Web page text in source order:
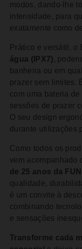
modos, dando-lhe
intensidade, para
exatamente como
Prático e versátil, o
água (IPX7) ,
banheira ou em
prazer sem limites.
com uma bateria
sessões de prazer
O seu design
durante utilizações
Como todos os
vem acompanhado
de 25 anos da
qualidade,
é um convite à
combinando
e sensações
Transforme cada